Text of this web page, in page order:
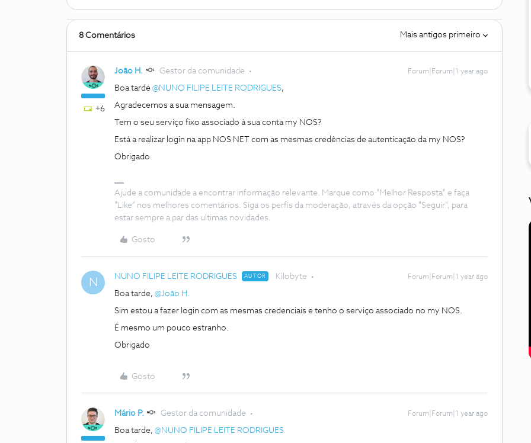
8 Comentários Mais antigos primeiro
+6
João H. Gestor da comunidade Forum|Forum|1 year ago
Boa tarde ​ @NUNO FILIPE LEITE RODRIGUES,
Agradecemos a sua mensagem.
Tem o seu serviço fixo associado à sua conta my NOS?
Está a realizar login na app NOS NET com as mesmas credências de autenticação da my NOS?
Obrigado
Ajude a comunidade a encontrar informação relevante. Marque como "Melhor Resposta" e faça
"Like" nos melhores comentários. Siga os perfis da moderação, através da opção "Seguir", para
estar sempre a par das ultimas novidades.
Gosto
N NUNO FILIPE LEITE RODRIGUES AUTOR Kilobyte Forum|Forum|1 year ago
Boa tarde, ​ @João H.
Sim estou a fazer login com as mesmas credenciais e tenho o serviço associado no my NOS.
É mesmo um pouco estranho.
Obrigado
Gosto
Mário P. Gestor da comunidade Forum|Forum|1 year ago
Boa tarde, ​ @NUNO FILIPE LEITE RODRIGUES